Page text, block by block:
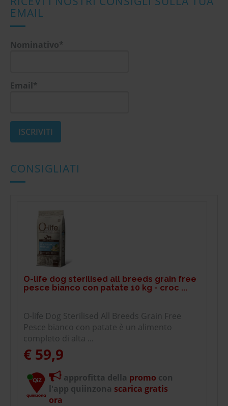
EMAIL
Nominativo*
Email*
CONSIGLIATI
O-life dog sterilised all breeds grain free
pesce bianco con patate 10 kg - croc ...
O-life Dog Sterilised All Breeds Grain Free
Pesce bianco con patate è un alimento
completo di alta ...
€ 59,9
approfitta della promo con
l'app quiinzona scarica gratis
ora